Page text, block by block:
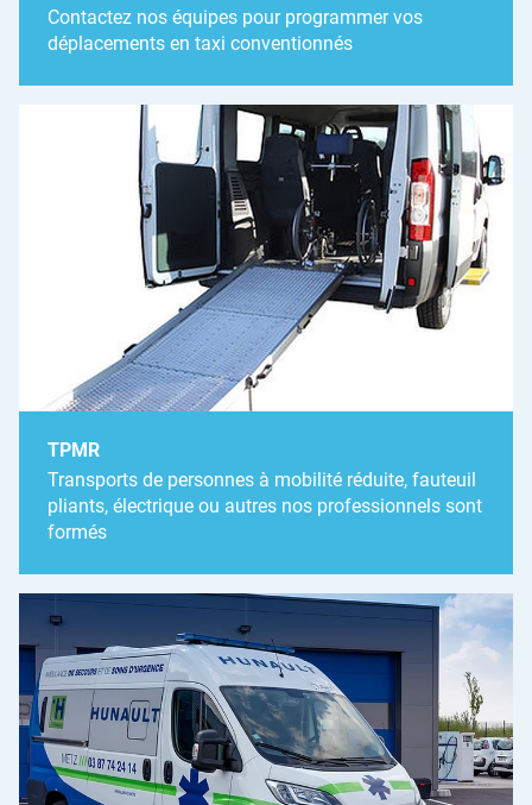
Contactez nos équipes pour programmer vos
déplacements en taxi conventionnés
TPMR
Transports de personnes à mobilité réduite, fauteuil
pliants, électrique ou autres nos professionnels sont
formés